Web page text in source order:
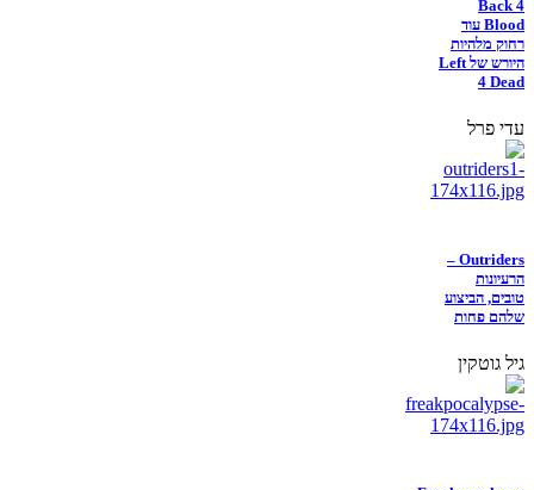
Back 4
Blood עוד
רחוק מלהיות
היורש של Left
4 Dead
עדי פרל
Outriders –
הרעיונות
טובים, הביצוע
שלהם פחות
גיל גוטקין